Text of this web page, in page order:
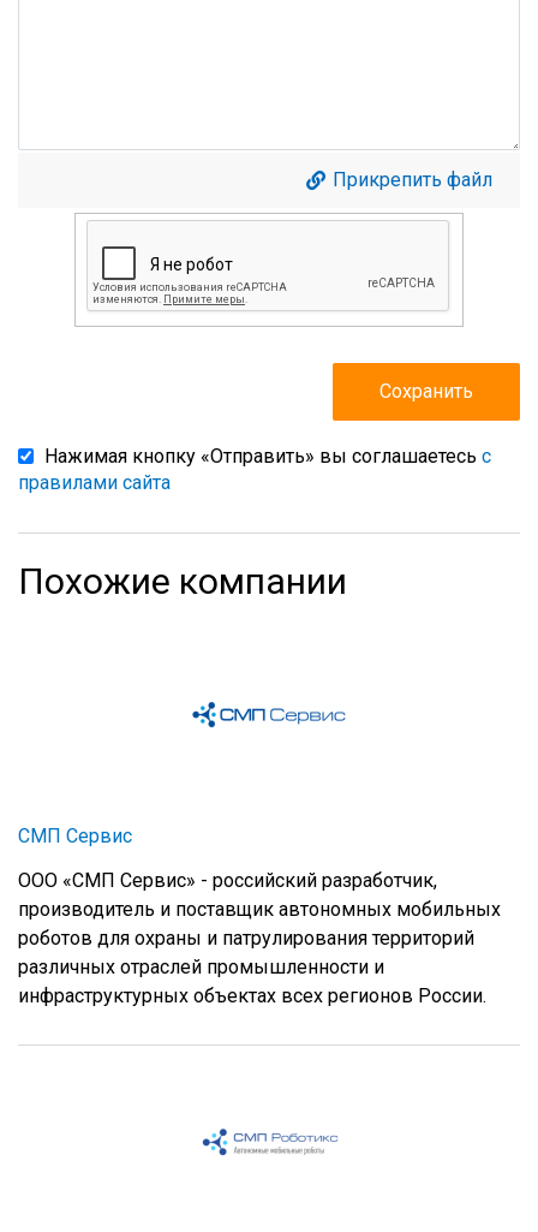
Прикрепить файл
Нажимая кнопку «Отправить» вы соглашаетесь с
правилами сайта
Похожие компании
СМП Сервис
ООО «СМП Сервис» - российский разработчик,
производитель и поставщик автономных мобильных
роботов для охраны и патрулирования территорий
различных отраслей промышленности и
инфраструктурных объектах всех регионов России.